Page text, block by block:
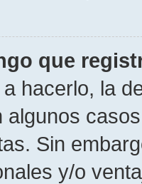
que
hacerlo, la
algunos
Sin
y/o